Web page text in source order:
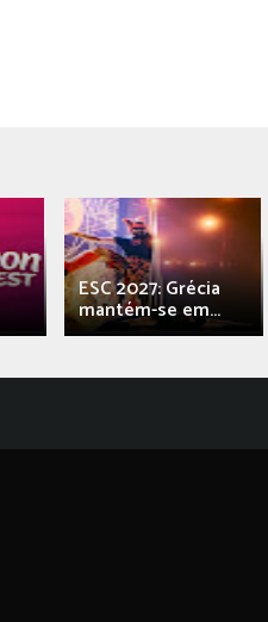
ESC 2027: Grécia
mantém-se em...